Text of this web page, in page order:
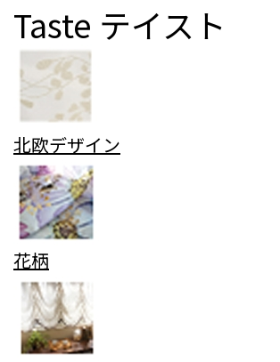
Taste テイスト
北欧デザイン
花柄